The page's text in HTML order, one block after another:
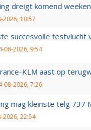
dreigt komend
2026, 10:57
succesvolle testvlucht
08-2026, 9:54
KLM aast op
08-2026, 7:26
mag kleinste telg 737
2026, 22:54